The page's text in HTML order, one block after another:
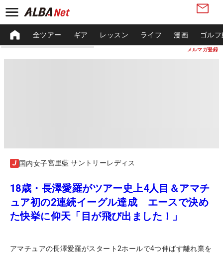
メルマガ登録
全ツアー ギア レッスン ライフ 漫画 ゴル
国内女子宮里藍 サントリーレディス
18歳・長澤愛羅がツアー史上4人目＆アマチ
ュア初の2連続イーグル達成 エースで決め
た快挙に仰天「目が飛び出ました！」
アマチュアの長澤愛羅がスタート2ホールで4つ伸ばす離れ業を